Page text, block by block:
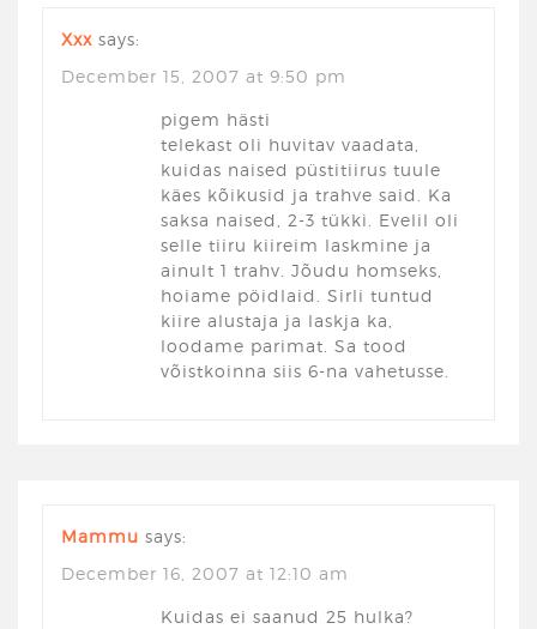
Xxx says:
December 15, 2007 at 9:50 pm
pigem hästi
telekast oli huvitav vaadata,
kuidas naised püstitiirus tuule
käes kõikusid ja trahve said. Ka
saksa naised, 2-3 tükki. Evelil oli
selle tiiru kiireim laskmine ja
ainult 1 trahv. Jõudu homseks,
hoiame pöidlaid. Sirli tuntud
kiire alustaja ja laskja ka,
loodame parimat. Sa tood
võistkoinna siis 6-na vahetusse.
Mammu says:
December 16, 2007 at 12:10 am
Kuidas ei saanud 25 hulka?